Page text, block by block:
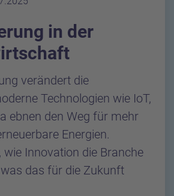
in der
verändert die
Technologien wie IoT,
ebnen den Weg für mehr
Energien.
wie Innovation die Branche
das für die Zukunft